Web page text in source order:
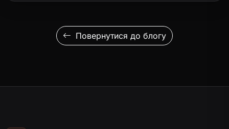
Повернутися до блогу